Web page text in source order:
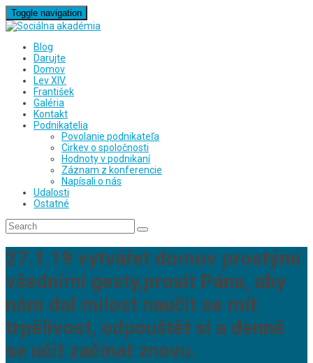
Toggle navigation
Blog
Darujte
Domov
Lev XIV.
František
Galéria
Kontakt
Podnikatelia
Povolanie podnikateľa
Cirkev o spoločnosti
Hodnoty v podnikaní
Záznam z konferencie
Napísali o nás
Udalosti
Ostatné
27.1.19 vytvářet domov prostými
všedními gesty,prosit Pána, aby
nám dal milost naučit se mít
trpělivost, odpouštět si a denně
se učit začínat znovu.